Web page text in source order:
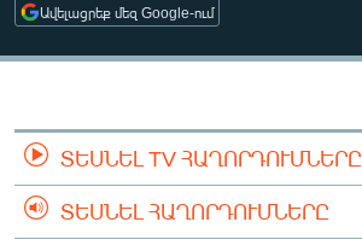
ՄԻՋԱԶԳԱՅԻՆ
ՄՇԱԿՈՒՅԹ
ՄԵԿՆԱԲԱՆՈՒԹՅՈՒՆ
ՏՏ ԵՒ ԻՆՏԵՐՆԵՏ
ԿՈՐՈՆԱՎԻՐՈՒՍ
Ավելացրեք մեզ Google-ում
ՏԵՍՆԵԼ TV ՀԱՂՈՐԴՈՒՄՆԵՐԸ
ՏԵՍՆԵԼ ՀԱՂՈՐԴՈՒՄՆԵՐԸ